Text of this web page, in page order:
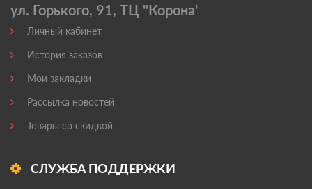
ул. Горького, 91, ТЦ "Корона'
Личный кабинет
История заказов
Мои закладки
Рассылка новостей
Товары со скидкой
СЛУЖБА ПОДДЕРЖКИ